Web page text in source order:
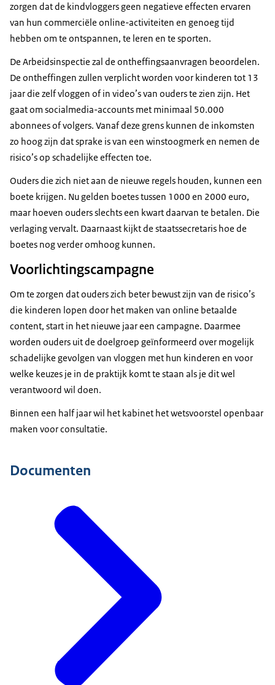
zorgen dat de kindvloggers geen negatieve effecten ervaren
van hun commerciële online-activiteiten en genoeg tijd
hebben om te ontspannen, te leren en te sporten.
De Arbeidsinspectie zal de ontheffingsaanvragen beoordelen.
De ontheffingen zullen verplicht worden voor kinderen tot 13
jaar die zelf vloggen of in video’s van ouders te zien zijn. Het
gaat om socialmedia-accounts met minimaal 50.000
abonnees of volgers. Vanaf deze grens kunnen de inkomsten
zo hoog zijn dat sprake is van een winstoogmerk en nemen de
risico’s op schadelijke effecten toe.
Ouders die zich niet aan de nieuwe regels houden, kunnen een
boete krijgen. Nu gelden boetes tussen 1000 en 2000 euro,
maar hoeven ouders slechts een kwart daarvan te betalen. Die
verlaging vervalt. Daarnaast kijkt de staatssecretaris hoe de
boetes nog verder omhoog kunnen.
Voorlichtingscampagne
Om te zorgen dat ouders zich beter bewust zijn van de risico’s
die kinderen lopen door het maken van online betaalde
content, start in het nieuwe jaar een campagne. Daarmee
worden ouders uit de doelgroep geïnformeerd over mogelijk
schadelijke gevolgen van vloggen met hun kinderen en voor
welke keuzes je in de praktijk komt te staan als je dit wel
verantwoord wil doen.
Binnen een half jaar wil het kabinet het wetsvoorstel openbaar
maken voor consultatie.
Documenten